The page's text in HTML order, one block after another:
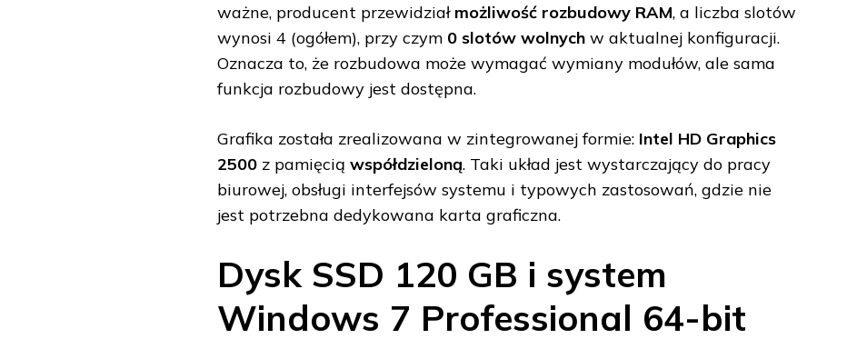
ważne, producent przewidział możliwość rozbudowy RAM, a liczba slotów
wynosi 4 (ogółem), przy czym 0 slotów wolnych w aktualnej konfiguracji.
Oznacza to, że rozbudowa może wymagać wymiany modułów, ale sama
funkcja rozbudowy jest dostępna.
Grafika została zrealizowana w zintegrowanej formie: Intel HD Graphics
2500 z pamięcią współdzieloną. Taki układ jest wystarczający do pracy
biurowej, obsługi interfejsów systemu i typowych zastosowań, gdzie nie
jest potrzebna dedykowana karta graficzna.
Dysk SSD 120 GB i system
Windows 7 Professional 64-bit